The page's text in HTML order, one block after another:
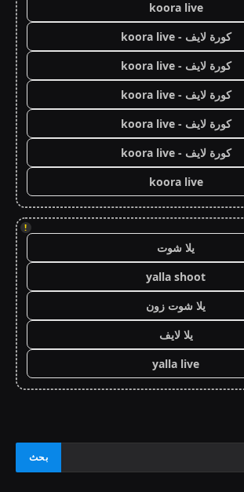
koora live
كورة لايف - koora live
كورة لايف - koora live
كورة لايف - koora live
كورة لايف - koora live
كورة لايف - koora live
koora live
!
يلا شوت
yalla shoot
يلا شوت زون
يلا لايف
yalla live